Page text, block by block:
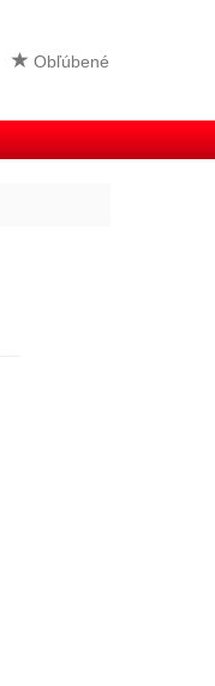
Obľúbené